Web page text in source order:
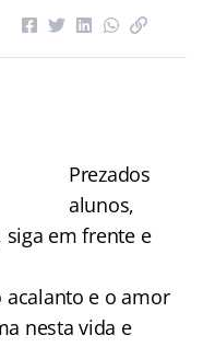
Prezados
alunos,
em frente e
acalanto e o amor
nesta vida e